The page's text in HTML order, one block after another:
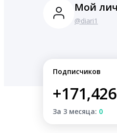
Мой
@diari1
Подписчиков
+171,426
За 3 месяца: 0